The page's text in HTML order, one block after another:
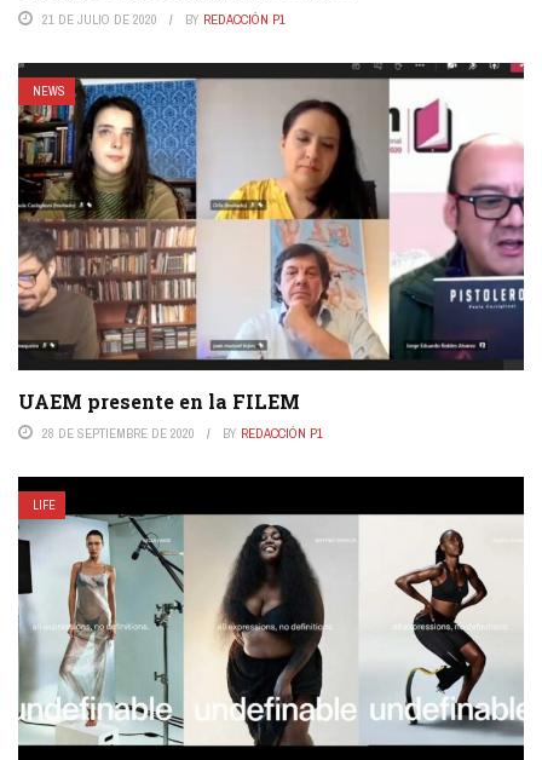
21 DE JULIO DE 2020 BY REDACCIÓN P1
NEWS
UAEM presente en la FILEM
28 DE SEPTIEMBRE DE 2020 BY REDACCIÓN P1
LIFE